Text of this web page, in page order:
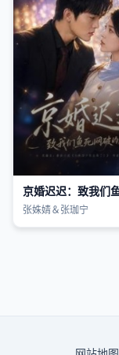
张姝婧＆张珈宁